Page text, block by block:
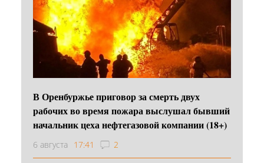
В Оренбуржье приговор за смерть двух
рабочих во время пожара выслушал бывший
начальник цеха нефтегазовой компании (18+)
6 августа 17:41 2